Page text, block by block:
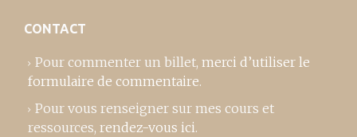
CONTACT
Pour commenter un billet, merci d’utiliser le
formulaire de commentaire.
Pour vous renseigner sur mes cours et
ressources, rendez-vous ici.